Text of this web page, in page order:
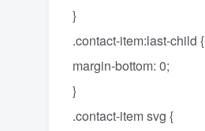
}
.contact-item:last-child {
margin-bottom: 0;
}
.contact-item svg {